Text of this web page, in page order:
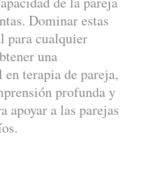
Dominar estas
para cualquier
una
terapia de pareja,
profunda y
apoyar a las parejas